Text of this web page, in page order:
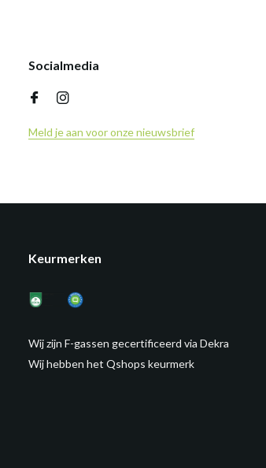
Socialmedia
Meld je aan voor onze nieuwsbrief
Keurmerken
Wij zijn F-gassen gecertificeerd via Dekra
Wij hebben het Qshops keurmerk